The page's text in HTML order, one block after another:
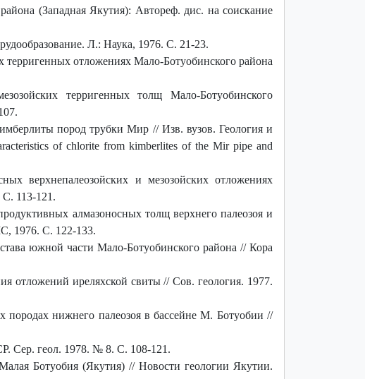
(Западная Якутия): Автореф. дис. на соискание
Л.: Наука, 1976. С. 21-23.
терригенных отложениях Мало-Ботуобинского района
терригенных толщ Мало-Ботуобинского
пород трубки Мир // Изв. вузов. Геология и
of chlorite from kimberlites of the Mir pipe and
верхнепалеозойских и мезозойских отложениях
113-121.
алмазоносных толщ верхнего палеозоя и
1976. С. 122-133.
южной части Мало-Ботуобинского района // Кора
отложений иреляхской свиты // Сов. геология. 1977.
породах нижнего палеозоя в бассейне М. Ботуобии //
Сер. геол. 1978. № 8. С. 108-121.
Ботуобия (Якутия) // Новости геологии Якутии.